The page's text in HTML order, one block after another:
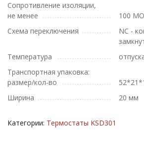
Сопротивление изоляции,
не менее
100
Схема переключения
NC -
Температура
Транспортная упаковка:
размер/кол-во
Ширина
20 мм
Категории: Термостаты KSD301